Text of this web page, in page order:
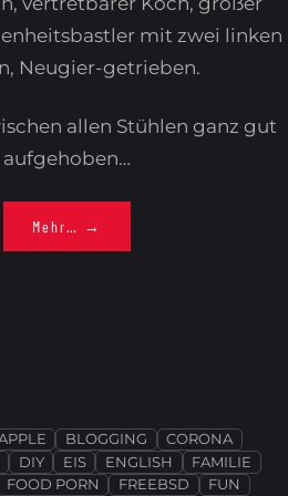
mit zwei linken
Neugier-getrieben.
allen Stühlen ganz gut
aufgehoben…
Mehr… →
BLOGGING
CORONA
DIY EIS ENGLISH
FAMILIE
FOOD PORN FREEBSD FUN